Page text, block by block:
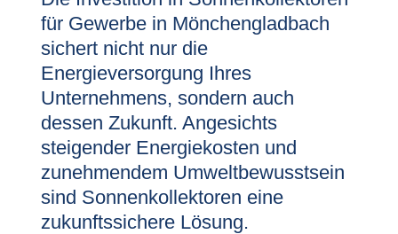
für Gewerbe in Mönchengladbach
sichert nicht nur die
Energieversorgung Ihres
Unternehmens, sondern auch
dessen Zukunft. Angesichts
steigender Energiekosten und
zunehmendem Umweltbewusstsein
sind Sonnenkollektoren eine
zukunftssichere Lösung.